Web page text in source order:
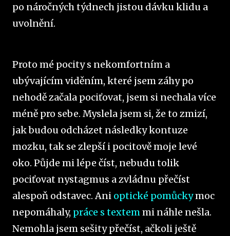
po náročných týdnech jistou dávku klidu a
uvolnění.
Proto mé pocity s nekomfortním a
ubývajícím viděním, které jsem záhy po
nehodě začala pociťovat, jsem si nechala více
méně pro sebe. Myslela jsem si, že to zmizí,
jak budou odcházet následky kontuze
mozku, tak se zlepší i pocitově moje levé
oko. Půjde mi lépe číst, nebudu tolik
pociťovat nystagmus a zvládnu přečíst
alespoň odstavec. Ani optické pomůckymoc
nepomáhaly, práce s textem mi náhle nešla.
Nemohla jsem sešity přečíst, ačkoli ještě